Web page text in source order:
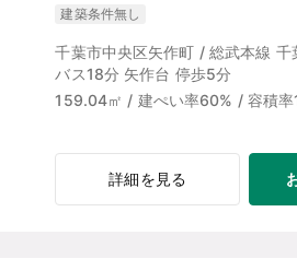
建築条件無し
千葉市中央区矢作町 / 総武本線 千
バス18分 矢作台 停歩5分
159.04㎡ / 建ぺい率60% / 容積率
詳細を見る